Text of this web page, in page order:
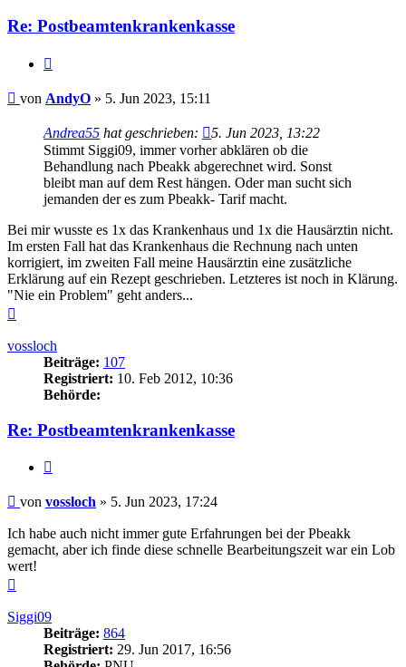
Re: Postbeamtenkrankenkasse
Beitrag
von AndyO » 5. Jun 2023, 15:11
Andrea55 hat geschrieben:
5. Jun 2023, 13:22
Stimmt Siggi09, immer vorher abklären ob die
Behandlung nach Pbeakk abgerechnet wird. Sonst
bleibt man auf dem Rest hängen. Oder man sucht sich
jemanden der es zum Pbeakk- Tarif macht.
Bei mir wusste es 1x das Krankenhaus und 1x die Hausärztin nicht.
Im ersten Fall hat das Krankenhaus die Rechnung nach unten
korrigiert, im zweiten Fall meine Hausärztin eine zusätzliche
Erklärung auf ein Rezept geschrieben. Letzteres ist noch in Klärung.
"Nie ein Problem" geht anders...
vossloch
Beiträge: 107
Registriert: 10. Feb 2012, 10:36
Behörde:
Re: Postbeamtenkrankenkasse
Beitrag
von vossloch » 5. Jun 2023, 17:24
Ich habe auch nicht immer gute Erfahrungen bei der Pbeakk
gemacht, aber ich finde diese schnelle Bearbeitungszeit war ein Lob
wert!
Siggi09
Beiträge: 864
Registriert: 29. Jun 2017, 16:56